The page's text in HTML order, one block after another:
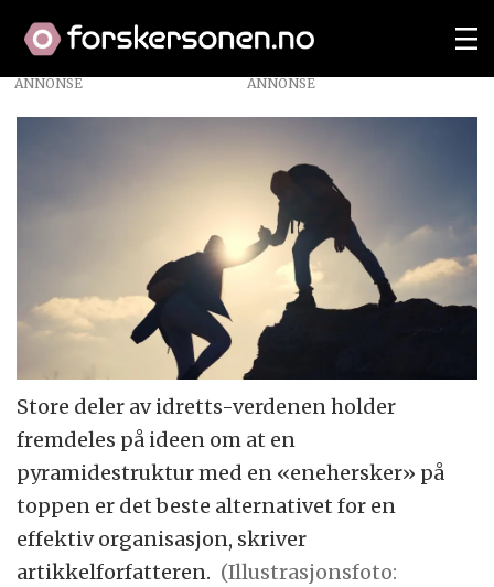
ANNONSE
Store deler av idretts-verdenen holder
fremdeles på ideen om at en
pyramidestruktur med en «enehersker» på
toppen er det beste alternativet for en
effektiv organisasjon, skriver
artikkelforfatteren. (Illustrasjonsfoto: